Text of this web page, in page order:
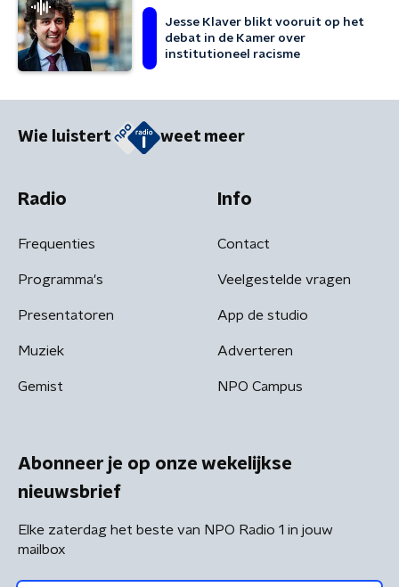
Jesse Klaver blikt vooruit op het
debat in de Kamer over
institutioneel racisme
Wie luistert weet meer
Radio
Frequenties
Programma's
Presentatoren
Muziek
Gemist
Info
Contact
Veelgestelde vragen
App de studio
Adverteren
NPO Campus
Abonneer je op onze wekelijkse
nieuwsbrief
Elke zaterdag het beste van NPO Radio 1 in jouw
mailbox